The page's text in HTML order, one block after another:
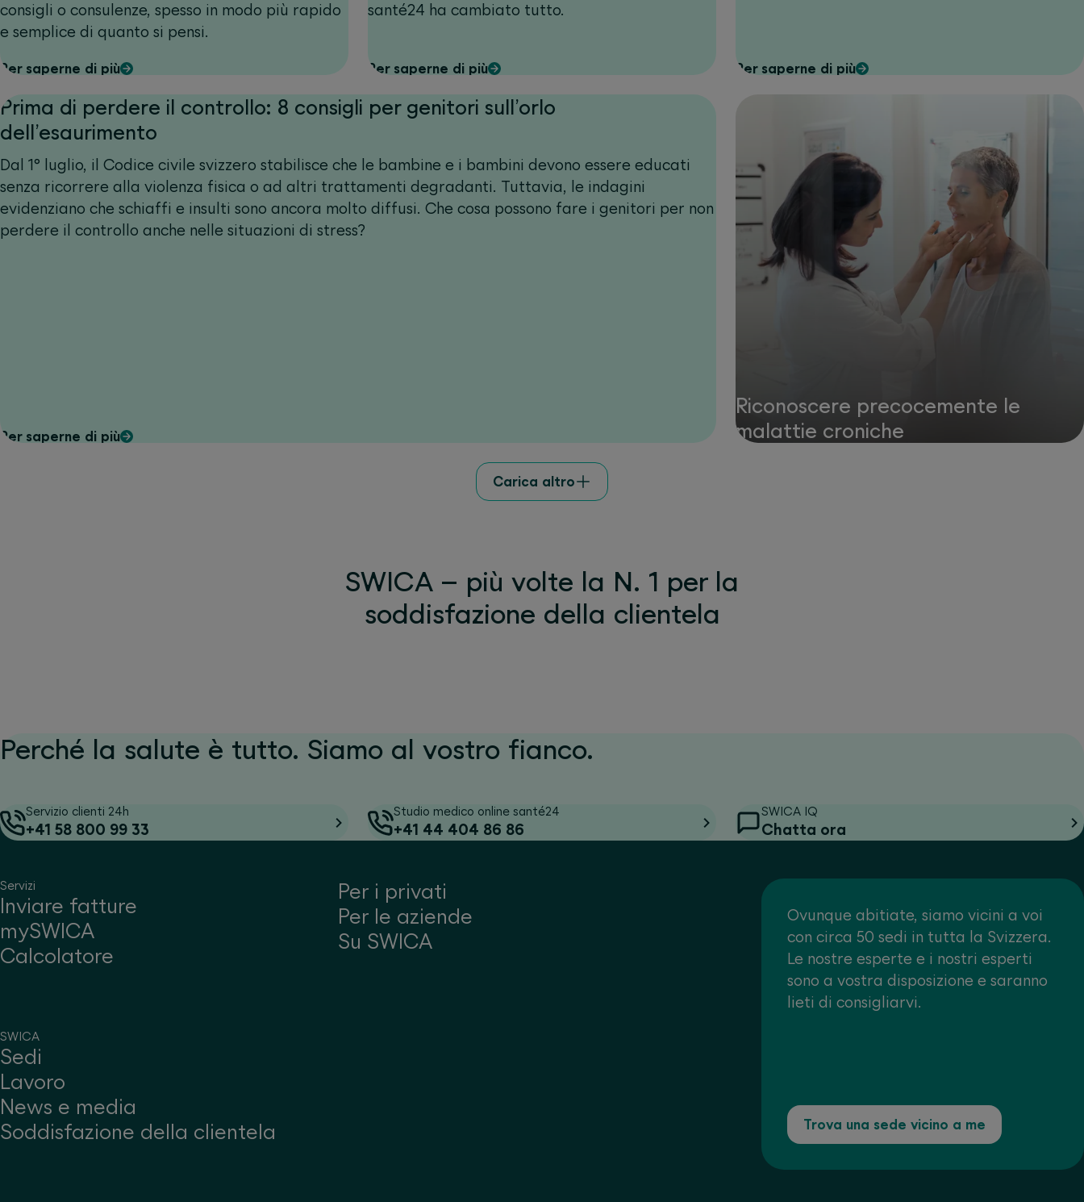
consigli o consulenze, spesso in modo più rapido
e semplice di quanto si pensi.
Per saperne di più
santé24 ha cambiato tutto.
Per saperne di più Per saperne di più
Prima di perdere il controllo: 8 consigli per genitori sull’orlo
dell’esaurimento
Dal 1° luglio, il Codice civile svizzero stabilisce che le bambine e i bambini devono essere educati
senza ricorrere alla violenza fisica o ad altri trattamenti degradanti. Tuttavia, le indagini
evidenziano che schiaffi e insulti sono ancora molto diffusi. Che cosa possono fare i genitori per non
perdere il controllo anche nelle situazioni di stress?
Per saperne di più
Riconoscere precocemente le
malattie croniche
Carica altro
SWICA – più volte la N. 1 per la
soddisfazione della clientela
Perché la salute è tutto. Siamo al vostro fianco.
Servizio clienti 24h
+41 58 800 99 33
Studio medico online santé24
+41 44 404 86 86
SWICA IQ
Chatta ora
Servizi
Inviare fatture
mySWICA
Calcolatore
Per i privati
Per le aziende
Su SWICA
SWICA
Sedi
Lavoro
News e media
Soddisfazione della clientela
Ovunque abitiate, siamo vicini a voi
con circa 50 sedi in tutta la Svizzera.
Le nostre esperte e i nostri esperti
sono a vostra disposizione e saranno
lieti di consigliarvi.
Trova una sede vicino a me